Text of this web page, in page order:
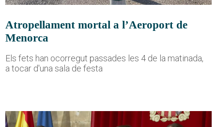
Atropellament mortal a l’Aeroport de
Menorca
Els fets han ocorregut passades les 4 de la matinada,
a tocar d'una sala de festa